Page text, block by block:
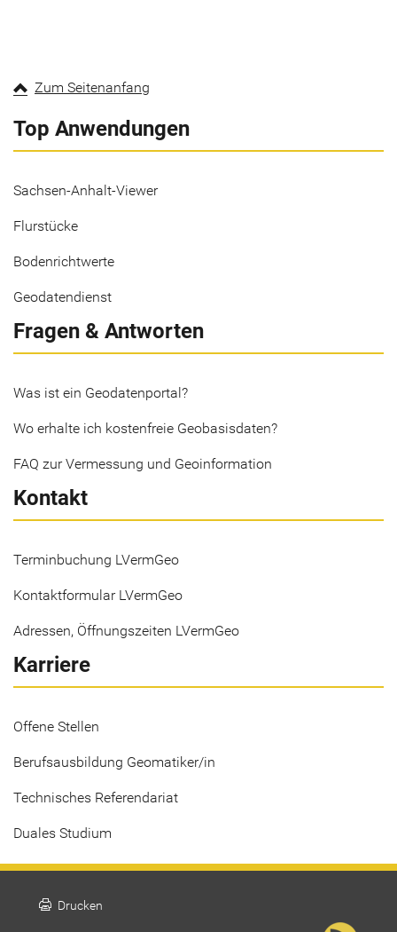
Zum Seitenanfang
Top Anwendungen
Sachsen-Anhalt-Viewer
Flurstücke
Bodenrichtwerte
Geodatendienst
Fragen & Antworten
Was ist ein Geodatenportal?
Wo erhalte ich kostenfreie Geobasisdaten?
FAQ zur Vermessung und Geoinformation
Kontakt
Terminbuchung LVermGeo
Kontaktformular LVermGeo
Adressen, Öffnungszeiten LVermGeo
Karriere
Offene Stellen
Berufsausbildung Geomatiker/in
Technisches Referendariat
Duales Studium
print Drucken